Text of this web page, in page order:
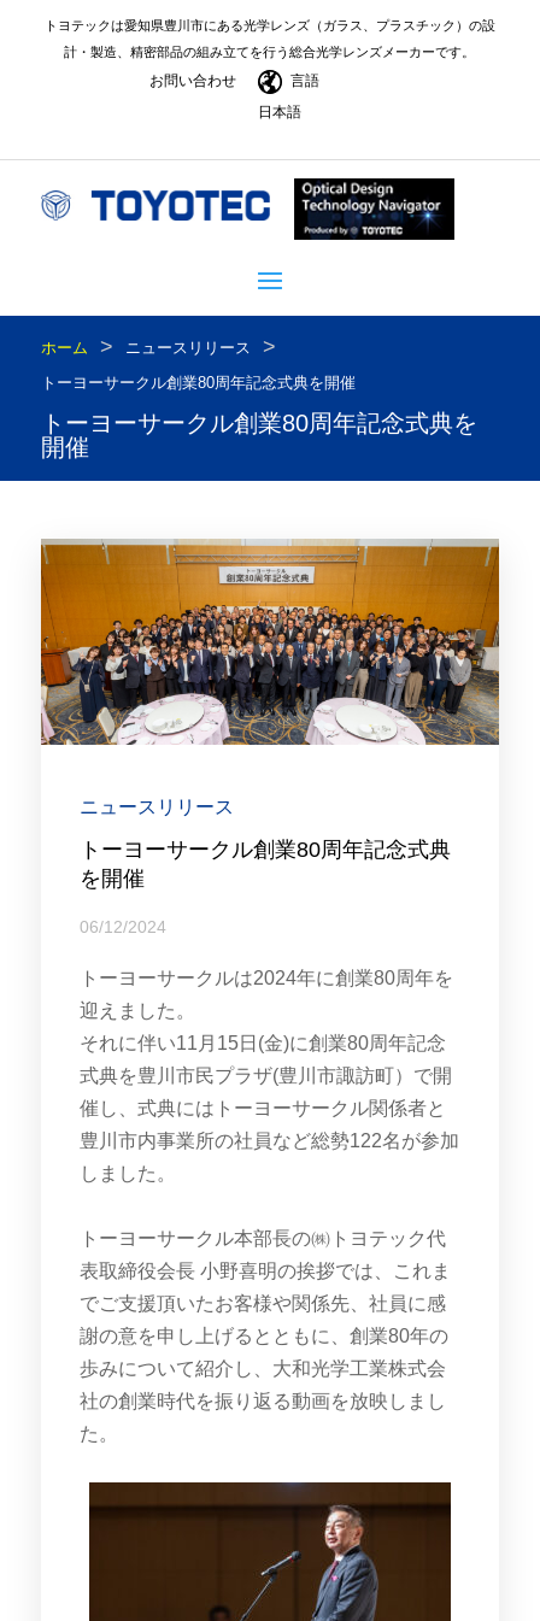
トヨテックは愛知県豊川市にある光学レンズ（ガラス、プラスチック）の設
計・製造、精密部品の組み立てを行う総合光学レンズメーカーです。
お問い合わせ
言語
日本語
ホーム > ニュースリリース >
トーヨーサークル創業80周年記念式典を開催
トーヨーサークル創業80周年記念式典を
開催
ニュースリリース
トーヨーサークル創業80周年記念式典
を開催
06/12/2024
トーヨーサークルは2024年に創業80周年を
迎えました。
それに伴い11月15日(金)に創業80周年記念
式典を豊川市民プラザ(豊川市諏訪町）で開
催し、式典にはトーヨーサークル関係者と
豊川市内事業所の社員など総勢122名が参加
しました。
トーヨーサークル本部長の㈱トヨテック代
表取締役会長 小野喜明の挨拶では、これま
でご支援頂いたお客様や関係先、社員に感
謝の意を申し上げるとともに、創業80年の
歩みについて紹介し、大和光学工業株式会
社の創業時代を振り返る動画を放映しまし
た。